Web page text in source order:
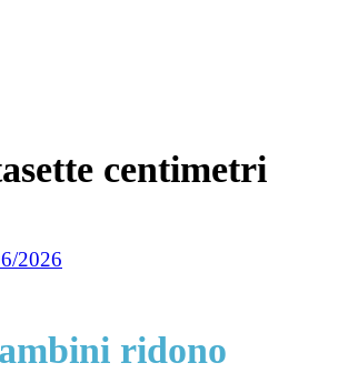
centimetri
2026
ridono